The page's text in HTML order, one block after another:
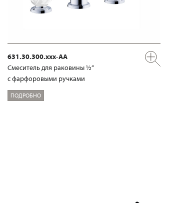
631.30.300.xxx-AA
Смеситель для раковины ½“
с фарфоровыми ручками
ПОДРОБНО